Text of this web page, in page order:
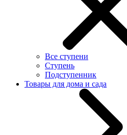
Все ступени
Ступень
Подступенник
Товары для дома и сада